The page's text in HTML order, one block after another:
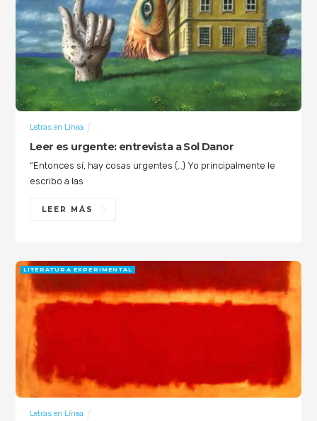
Leer es urgente: entrevista a Sol Danor
Letras en Línea
“Entonces sí, hay cosas urgentes (…) Yo principalmente le
escribo a las
LEER MÁS
Letras en Línea
LITERATURA EXPERIMENTAL